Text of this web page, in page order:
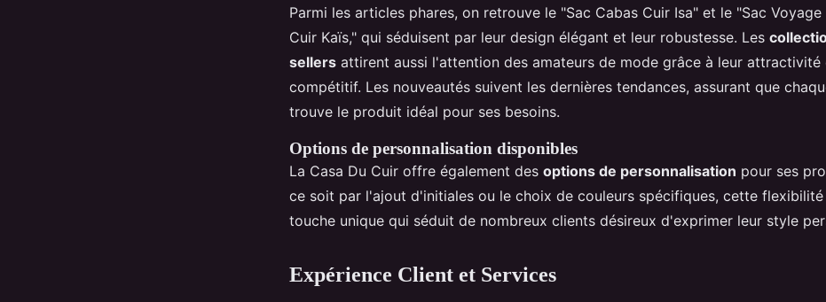
Parmi les articles phares, on retrouve le "Sac Cabas Cuir Isa" et le "Sac Voyage
Cuir Kaïs," qui séduisent par leur design élégant et leur robustesse. Les
sellers attirent aussi l'attention des amateurs de mode grâce à leur attractivité
compétitif. Les nouveautés suivent les dernières tendances, assurant que
trouve le produit idéal pour ses besoins.
Options de personnalisation disponibles
La Casa Du Cuir offre également des options de personnalisation pour ses
ce soit par l'ajout d'initiales ou le choix de couleurs spécifiques, cette
touche unique qui séduit de nombreux clients désireux d'exprimer leur style
Expérience Client et Services